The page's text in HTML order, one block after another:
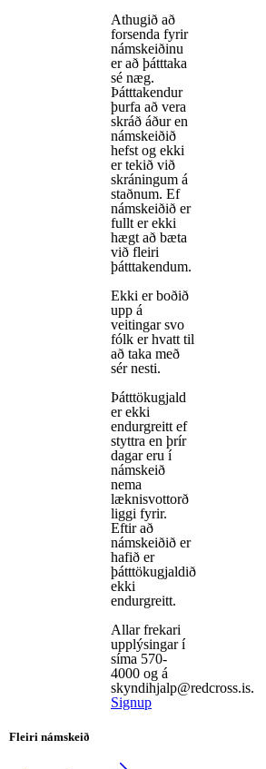
Athugið að
forsenda fyrir
námskeiðinu
er að þátttaka
sé næg.
Þátttakendur
þurfa að vera
skráð áður en
námskeiðið
hefst og ekki
er tekið við
skráningum á
staðnum. Ef
námskeiðið er
fullt er ekki
hægt að bæta
við fleiri
þátttakendum.
Ekki er boðið
upp á
veitingar svo
fólk er hvatt til
að taka með
sér nesti.
Þátttökugjald
er ekki
endurgreitt ef
styttra en þrír
dagar eru í
námskeið
nema
læknisvottorð
liggi fyrir.
Eftir að
námskeiðið er
hafið er
þátttökugjaldið
ekki
endurgreitt.
Allar frekari
upplýsingar í
síma 570-
4000 og á
skyndihjalp@redcross.is.
Signup
Fleiri námskeið